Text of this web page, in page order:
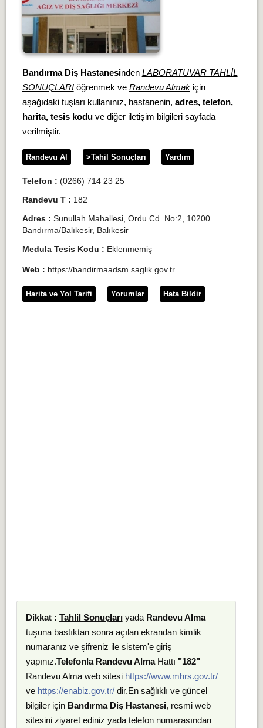
Bandırma Diş Hastanesinden LABORATUVAR TAHLİL
SONUÇLARIöğrenmek ve Randevu Almakiçin
aşağıdaki tuşları kullanınız, hastanenin, adres, telefon,
harita, tesis koduve diğer iletişim bilgileri sayfada
verilmiştir.
Randevu Al >Tahil Sonuçları Yardım
Telefon : (0266) 714 23 25
Randevu T : 182
Adres : Sunullah Mahallesi, Ordu Cd. No:2, 10200
Bandırma/Balıkesir, Balıkesir
Medula Tesis Kodu : Eklenmemiş
Web : https://bandirmaadsm.saglik.gov.tr
Harita ve Yol Tarifi Yorumlar Hata Bildir
Dikkat : Tahlil Sonuçlarıyada Randevu Alma
tuşuna bastıktan sonra açılan ekrandan kimlik
numaranız ve şifreniz ile sistem'e giriş
yapınız.Telefonla Randevu AlmaHattı "182"
Randevu Alma web sitesi https://www.mhrs.gov.tr/
ve https://enabiz.gov.tr/dir.En sağlıklı ve güncel
bilgiler için Bandırma Diş Hastanesi, resmi web
sitesini ziyaret ediniz yada telefon numarasından